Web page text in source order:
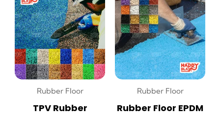
Rubber Floor
TPV Rubber
Rubber Floor
Rubber Floor EPDM